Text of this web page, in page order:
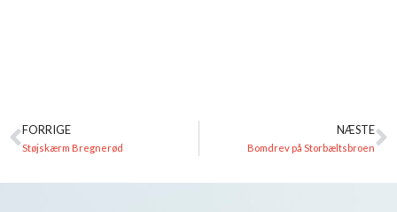
FORRIGE
Støjskærm Bregnerød
NÆSTE
Bomdrev på Storbæltsbroen